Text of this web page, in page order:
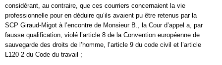
considérant, au contraire, que ces courriers concernaient la vie
professionnelle pour en déduire qu’ils avaient pu être retenus par la
SCP Giraud-Migot à l’encontre de Monsieur B., la Cour d’appel a, par
fausse qualification, violé l’article 8 de la Convention européenne de
sauvegarde des droits de l’homme, l’article 9 du code civil et l’article
L120-2 du Code du travail ;